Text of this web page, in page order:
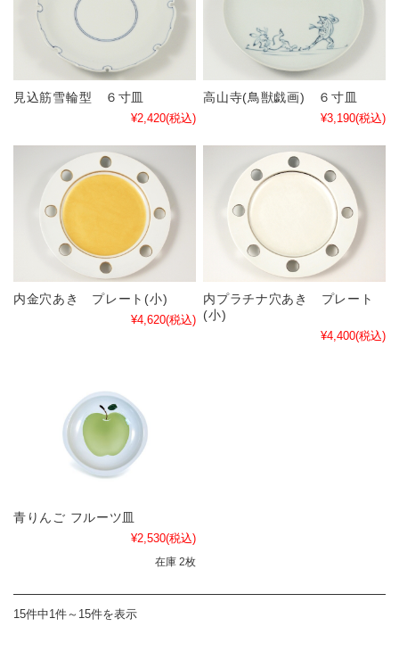
見込筋雪輪型 ６寸皿
¥2,420(税込)
高山寺(鳥獣戯画) ６寸皿
¥3,190(税込)
内金穴あき プレート(小)
¥4,620(税込)
内プラチナ穴あき プレート
(小)
¥4,400(税込)
青りんご フルーツ皿
¥2,530(税込)
在庫 2枚
15件中1件～15件を表示